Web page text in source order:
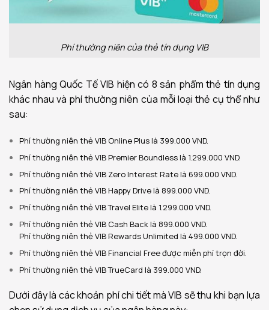
Phí thường niên của thẻ tín dụng VIB
Ngân hàng Quốc Tế VIB hiện có 8 sản phẩm thẻ tín dụng
khác nhau và phí thường niên của mỗi loại thẻ cụ thể như
sau:
Phí thường niên thẻ VIB Online Plus là 399.000 VND.
Phí thường niên thẻ VIB Premier Boundless là 1.299.000 VND.
Phí thường niên thẻ VIB Zero Interest Rate là 699.000 VND.
Phí thường niên thẻ VIB Happy Drive là 899.000 VND.
Phí thường niên thẻ VIB Travel Elite là 1.299.000 VND.
Phí thường niên thẻ VIB Cash Back là 899.000 VND.
Phí thường niên thẻ VIB Rewards Unlimited là 499.000 VND.
Phí thường niên thẻ VIB Financial Free được miễn phí trọn đời.
Phí thường niên thẻ VIB TrueCard là 399.000 VND.
Dưới đây là các khoản phí chi tiết mà VIB sẽ thu khi bạn lựa